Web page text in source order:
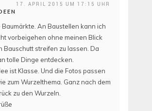
17. APRIL 2015 UM 17:15 UHR
Baumärkte. An Baustellen kann ich
vorbeigehen ohne meinen Blick
Bauschutt streifen zu lassen. Da
tolle Dinge entdecken.
ist Klasse. Und die Fotos passen
zum Wurzelthema. Ganz nach dem
zu den Wurzeln.